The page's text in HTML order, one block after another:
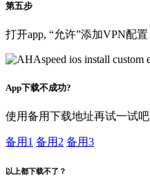
第五步
打开app, “允许”添加VPN配置
App下载不成功?
使用备用下载地址再试一试吧
备用1 备用2 备用3
以上都下载不了？